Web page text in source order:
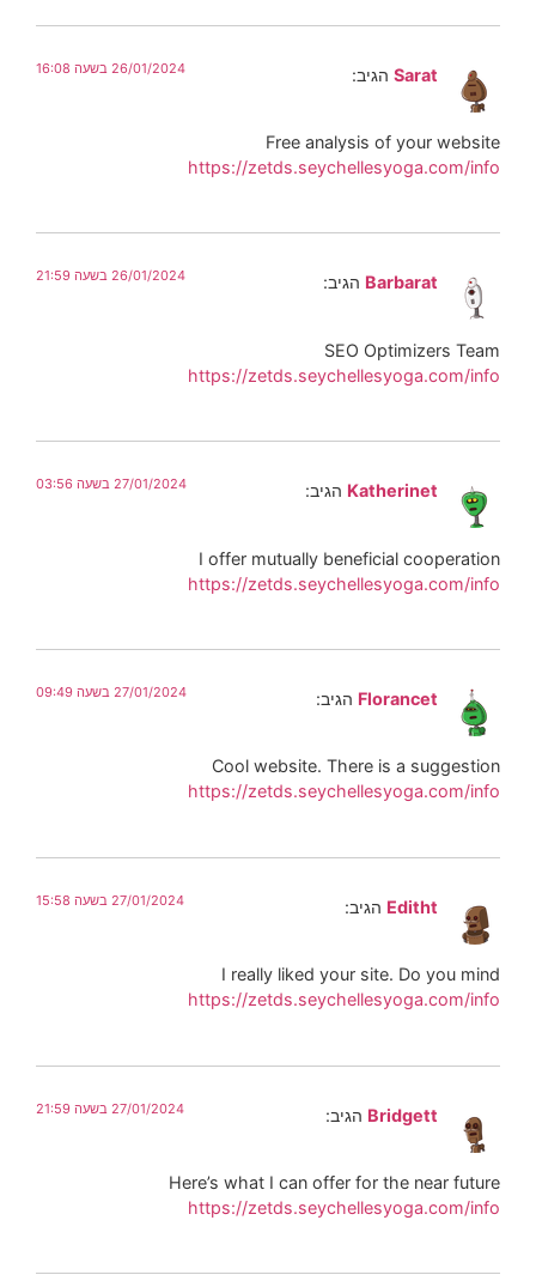
Sarat הגיב: 26/01/2024 בשעה 16:08
Free analysis of your website
https://zetds.seychellesyoga.com/info
Barbarat הגיב: 26/01/2024 בשעה 21:59
SEO Optimizers Team
https://zetds.seychellesyoga.com/info
Katherinet הגיב: 27/01/2024 בשעה 03:56
I offer mutually beneficial cooperation
https://zetds.seychellesyoga.com/info
Florancet הגיב: 27/01/2024 בשעה 09:49
Cool website. There is a suggestion
https://zetds.seychellesyoga.com/info
Editht הגיב: 27/01/2024 בשעה 15:58
I really liked your site. Do you mind
https://zetds.seychellesyoga.com/info
Bridgett הגיב: 27/01/2024 בשעה 21:59
Here’s what I can offer for the near future
https://zetds.seychellesyoga.com/info